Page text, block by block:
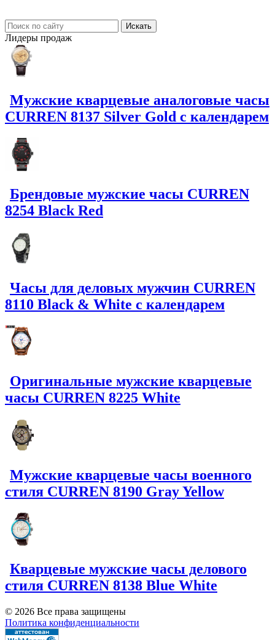
Лидеры продаж
Мужские кварцевые аналоговые часы
CURREN 8137 Silver Gold с календарем
Брендовые мужские часы CURREN
8254 Black Red
Часы для деловых мужчин CURREN
8110 Black & White с календарем
Оригинальные мужские кварцевые
часы CURREN 8225 White
Мужские кварцевые часы военного
стиля CURREN 8190 Gray Yellow
Кварцевые мужские часы делового
стиля CURREN 8138 Blue White
© 2026 Все права защищены
Политика конфиденциальности